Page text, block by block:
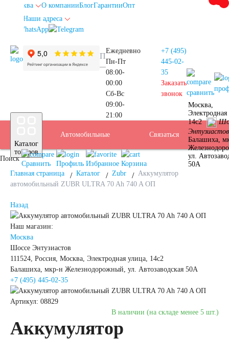
Москва О компанииБлогГарантииОпт
Наши адреса
Ежедневно
Пн-Пт
08:00-
00:00
Сб-Вс
09:00-
21:00
+7 (495)
445-02-
35
Заказать
звонок сравнить
Каталог
товаров
Автомобильные
аккумуляторы
Аккумуляторы для
легковых
автомобилей
Емкость (A/H)
35 А/ч 38 А/ч
Подбор
АКБ
Услуги
Бренды
Доставка
Оплата
Б/У
АКБ
Контакты
Связаться Москва
Москва,
14с2
Энтузиастов
Балашиха,
ул.
50А
Поиск
Сравнить Профиль Избранное Корзина
Главная страница
Каталог Zubr
Аккумулятор
автомобильный ZUBR ULTRA 70 Ah 740 A ОП
Назад
Наш магазин:
Москва
Шоссе Энтузиастов
111524, Россия, Москва, Электродная улица, 14с2
Балашиха, мкр-н Железнодорожный, ул. Автозаводская 50А
+7 (495) 445-02-35
Артикул: 08829
В наличии (на складе менее 5 шт.)
Аккумулятор